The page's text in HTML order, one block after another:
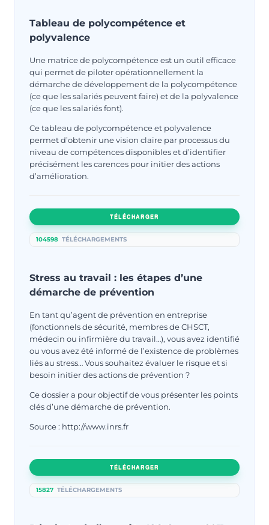
Tableau de polycompétence et
polyvalence
Une matrice de polycompétence est un outil efficace
qui permet de piloter opérationnellement la
démarche de développement de la polycompétence
(ce que les salariés peuvent faire) et de la polyvalence
(ce que les salariés font).
Ce tableau de polycompétence et polyvalence
permet d’obtenir une vision claire par processus du
niveau de compétences disponibles et d’identifier
précisément les carences pour initier des actions
d’amélioration.
TÉLÉCHARGER
104598 TÉLÉCHARGEMENTS
Stress au travail : les étapes d’une
démarche de prévention
En tant qu’agent de prévention en entreprise
(fonctionnels de sécurité, membres de CHSCT,
médecin ou infirmière du travail…), vous avez identifié
ou vous avez été informé de l’existence de problèmes
liés au stress… Vous souhaitez évaluer le risque et si
besoin initier des actions de prévention ?
Ce dossier a pour objectif de vous présenter les points
clés d’une démarche de prévention.
Source : http://www.inrs.fr
TÉLÉCHARGER
15827 TÉLÉCHARGEMENTS